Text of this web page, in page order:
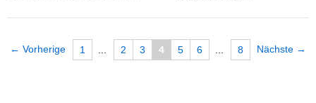
← Vorherige 1 2 3 4 5 6 8 Nächste →